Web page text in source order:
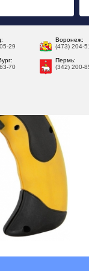
29
Воронеж:
(473) 204-
70
Пермь:
(342) 200-